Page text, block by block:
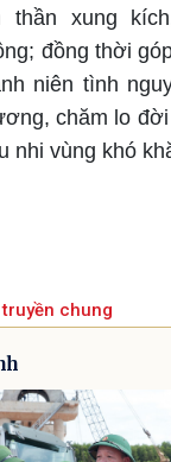
thần xung
đồng thời
niên tình
chăm lo
nhi vùng khó
truyền chung